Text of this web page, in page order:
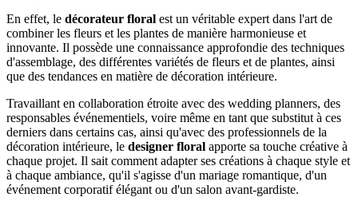
En effet, le décorateur floral est un véritable expert dans l'art de
combiner les fleurs et les plantes de manière harmonieuse et
innovante. Il possède une connaissance approfondie des techniques
d'assemblage, des différentes variétés de fleurs et de plantes, ainsi
que des tendances en matière de décoration intérieure.
Travaillant en collaboration étroite avec des wedding planners, des
responsables événementiels, voire même en tant que substitut à ces
derniers dans certains cas, ainsi qu'avec des professionnels de la
décoration intérieure, le designer floral apporte sa touche créative à
chaque projet. Il sait comment adapter ses créations à chaque style et
à chaque ambiance, qu'il s'agisse d'un mariage romantique, d'un
événement corporatif élégant ou d'un salon avant-gardiste.